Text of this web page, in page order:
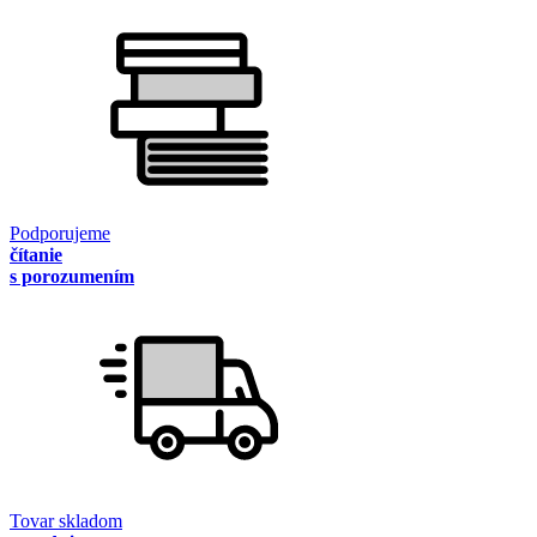
Podporujeme
čítanie
s porozumením
Tovar skladom